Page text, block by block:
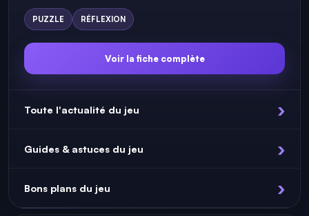
PUZZLE RÉFLEXION
Voir la fiche complète
Toute l'actualité du jeu
Guides & astuces du jeu
Bons plans du jeu